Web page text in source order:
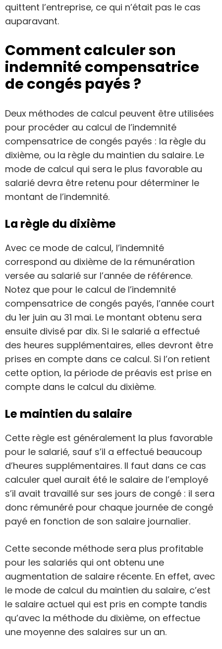
quittent l’entreprise, ce qui n’était pas le cas
auparavant.
Comment calculer son
indemnité compensatrice
de congés payés ?
Deux méthodes de calcul peuvent être utilisées
pour procéder au calcul de l’indemnité
compensatrice de congés payés : la règle du
dixième, ou la règle du maintien du salaire. Le
mode de calcul qui sera le plus favorable au
salarié devra être retenu pour déterminer le
montant de l’indemnité.
La règle du dixième
Avec ce mode de calcul, l’indemnité
correspond au dixième de la rémunération
versée au salarié sur l’année de référence.
Notez que pour le calcul de l’indemnité
compensatrice de congés payés, l’année court
du 1er juin au 31 mai. Le montant obtenu sera
ensuite divisé par dix. Si le salarié a effectué
des heures supplémentaires, elles devront être
prises en compte dans ce calcul. Si l’on retient
cette option, la période de préavis est prise en
compte dans le calcul du dixième.
Le maintien du salaire
Cette règle est généralement la plus favorable
pour le salarié, sauf s’il a effectué beaucoup
d’heures supplémentaires. Il faut dans ce cas
calculer quel aurait été le salaire de l’employé
s’il avait travaillé sur ses jours de congé : il sera
donc rémunéré pour chaque journée de congé
payé en fonction de son salaire journalier.
Cette seconde méthode sera plus profitable
pour les salariés qui ont obtenu une
augmentation de salaire récente. En effet, avec
le mode de calcul du maintien du salaire, c’est
le salaire actuel qui est pris en compte tandis
qu’avec la méthode du dixième, on effectue
une moyenne des salaires sur un an.